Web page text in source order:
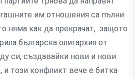
им отношения са пълни
няма как да прекрачат, защото
българска олигархия от
си, създавайки нови и нови
и този конфликт вече е битка